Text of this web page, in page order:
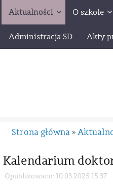
Aktualności O szkole
Administracja SD Akty
Strona główna »
Kalendarium
Opublikowano: 10.03.2025 15:37